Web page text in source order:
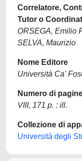
Correlatore,
Tutor o
ORSEGA, Emilio
SELVA, Maurizio
Nome Editore
Università Ca'
Numero di
VIII, 171 p. : ill.
Collezione di
Università degli